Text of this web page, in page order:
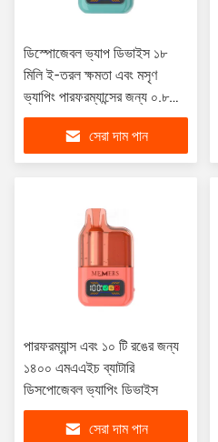
ডিস্পোজেবল ভ্যাপ ডিভাইস ১৮
মিলি ই-তরল ক্ষমতা এবং মসৃণ
ভ্যাপিং পারফরম্যান্সের জন্য ০.৮
ওহম প্রতিরোধ
সেরা দাম পান
পারফরম্যান্স এবং ১০ টি রঙের জন্য
১৪০০ এমএএইচ ব্যাটারি
ডিসপোজেবল ভ্যাপিং ডিভাইস
সেরা দাম পান